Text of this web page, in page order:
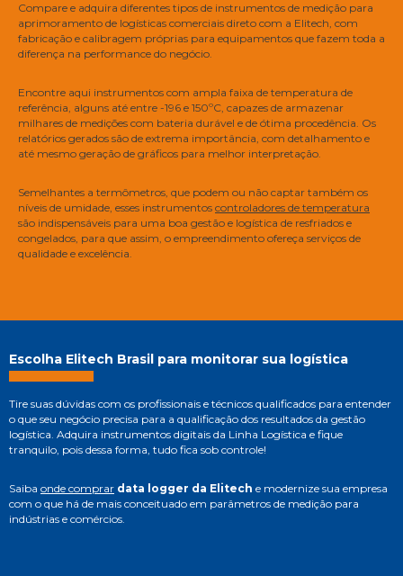
Compare e adquira diferentes tipos de instrumentos de medição para
aprimoramento de logísticas comerciais direto com a Elitech, com
fabricação e calibragem próprias para equipamentos que fazem toda a
diferença na performance do negócio.
Encontre aqui instrumentos com ampla faixa de temperatura de
referência, alguns até entre -196 e 150ºC, capazes de armazenar
milhares de medições com bateria durável e de ótima procedência. Os
relatórios gerados são de extrema importância, com detalhamento e
até mesmo geração de gráficos para melhor interpretação.
Semelhantes a termômetros, que podem ou não captar também os
níveis de umidade, esses instrumentos controladores de temperatura
são indispensáveis para uma boa gestão e logística de resfriados e
congelados, para que assim, o empreendimento ofereça serviços de
qualidade e excelência.
Escolha Elitech Brasil para monitorar sua logística
Tire suas dúvidas com os profissionais e técnicos qualificados para entender
o que seu negócio precisa para a qualificação dos resultados da gestão
logística. Adquira instrumentos digitais da Linha Logística e fique
tranquilo, pois dessa forma, tudo fica sob controle!
Saiba onde comprar data logger da Elitech e modernize sua empresa
com o que há de mais conceituado em parâmetros de medição para
indústrias e comércios.